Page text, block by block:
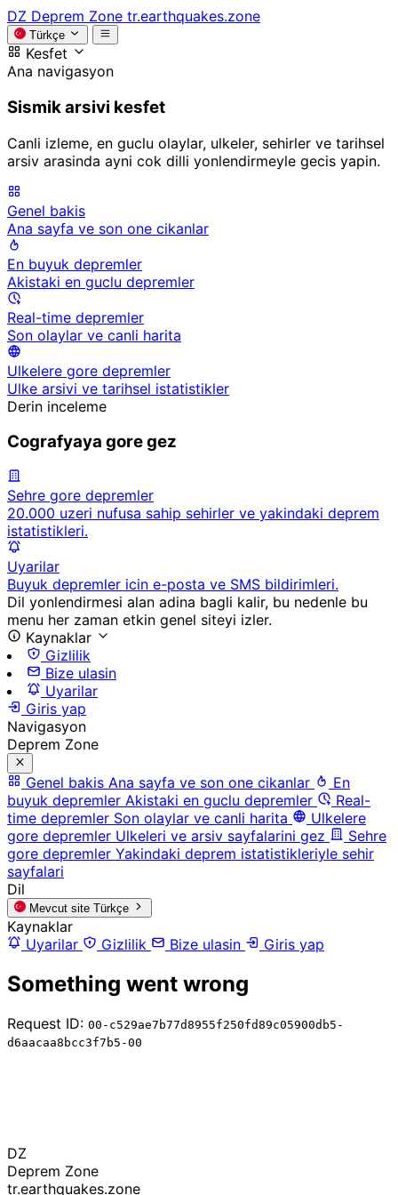
DZ Deprem Zone tr.earthquakes.zone
Türkçe
Kesfet
Ana navigasyon
Sismik arsivi kesfet
Canli izleme, en guclu olaylar, ulkeler, sehirler ve tarihsel
arsiv arasinda ayni cok dilli yonlendirmeyle gecis yapin.
Genel bakis
Ana sayfa ve son one cikanlar
En buyuk depremler
Akistaki en guclu depremler
Real-time depremler
Son olaylar ve canli harita
Ulkelere gore depremler
Ulke arsivi ve tarihsel istatistikler
Derin inceleme
Cografyaya gore gez
Sehre gore depremler
20.000 uzeri nufusa sahip sehirler ve yakindaki deprem
istatistikleri.
Uyarilar
Buyuk depremler icin e-posta ve SMS bildirimleri.
Dil yonlendirmesi alan adina bagli kalir, bu nedenle bu
menu her zaman etkin genel siteyi izler.
Kaynaklar
Gizlilik
Bize ulasin
Uyarilar
Giris yap
Navigasyon
Deprem Zone
Genel bakis Ana sayfa ve son one cikanlar
En
buyuk depremler Akistaki en guclu depremler
Real-
time depremler Son olaylar ve canli harita
Ulkelere
gore depremler Ulkeleri ve arsiv sayfalarini gez
Sehre
gore depremler Yakindaki deprem istatistikleriyle sehir
sayfalari
Dil
Mevcut site Türkçe
Kaynaklar
Uyarilar
Gizlilik Bize ulasin Giris yap
Something went wrong
Request ID: 00-c529ae7b77d8955f250fd89c05900db5-
d6aacaa8bcc3f7b5-00
DZ
Deprem Zone
tr.earthquakes.zone